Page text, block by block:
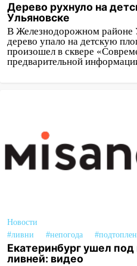
Дерево рухнуло на
Ульяновске
В Железнодорожном районе
дерево упало на детскую
произошел в сквере
предварительной
Новости
#ливни
#непогода
Екатеринбург ушел под
ливней: видео